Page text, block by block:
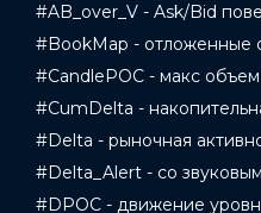
#AB_over_V - Ask/Bid
#BookMap - отложенные
#CandlePOC - макс
#CumDelta -
#Delta - рыночная
#Delta_Alert - со
#DPOC - движение